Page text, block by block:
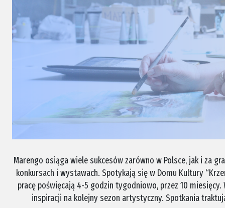
Marengo osiąga wiele sukcesów zarówno w Polsce, jak i za
konkursach i wystawach. Spotykają się w Domu Kultury
pracę poświęcają 4-5 godzin tygodniowo, przez 10
inspiracji na kolejny sezon artystyczny. Spotkania